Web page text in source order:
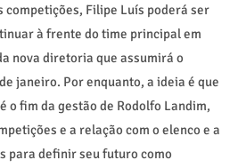
competições, Filipe Luís poderá ser
à frente do time principal em
nova diretoria que assumirá o
janeiro. Por enquanto, a ideia é que
o fim da gestão de Rodolfo Landim,
e a relação com o elenco e a
para definir seu futuro como